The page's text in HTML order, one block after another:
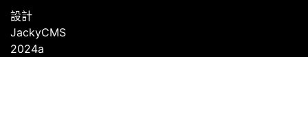
設計
JackyCMS
2024a